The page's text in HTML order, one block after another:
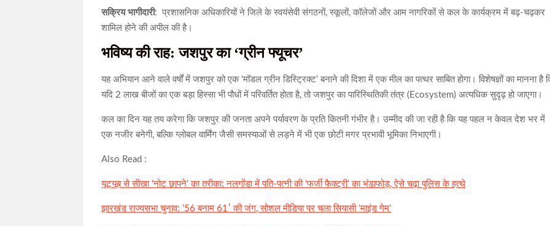
सक्रिय भागीदारी: प्रशासनिक अधिकारियों ने जिले के स्वयंसेवी संगठनों, स्कूलों, कॉलेजों और आम नागरिकों से कल के कार्यक्रम में बढ़-चढ़कर
शामिल होने की अपील की है।
भविष्य की राह: जशपुर का ‘ग्रीन फ्यूचर’
यह अभियान आने वाले वर्षों में जशपुर को एक ‘मॉडल ग्रीन डिस्ट्रिक्ट’ बनाने की दिशा में एक मील का पत्थर साबित होगा। विशेषज्ञों का मानना है
यदि 2 लाख बीजों का एक बड़ा हिस्सा भी पौधों में परिवर्तित होता है, तो जशपुर का पारिस्थितिकी तंत्र (Ecosystem) अत्यधिक सुदृढ़ हो जाएगा।
कल का दिन यह तय करेगा कि जशपुर की जनता अपने पर्यावरण के प्रति कितनी गंभीर है। उम्मीद की जा रही है कि यह पहल न केवल देश भर में
एक नजीर बनेगी, बल्कि ग्लोबल वार्मिंग जैसी समस्याओं से लड़ने में भी एक छोटी मगर प्रभावी भूमिका निभाएगी।
Also Read :
यूट्यूब से सीखा ‘नोट छापने’ का तरीका: नलगोंडा में पति-पत्नी की ‘फर्जी फैक्ट्री’ का भंडाफोड़, ऐसे चढ़ा पुलिस के हत्थे
झारखंड राज्यसभा चुनाव: ’56 बनाम 61′ की जंग, सोशल मीडिया पर चला सियासी ‘माइंड गेम’